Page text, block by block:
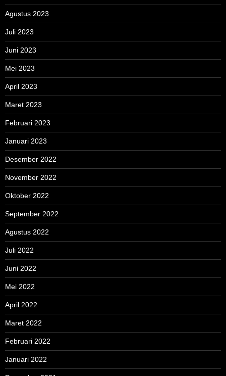
Agustus 2023
Juli 2023
Juni 2023
Mei 2023
April 2023
Maret 2023
Februari 2023
Januari 2023
Desember 2022
November 2022
Oktober 2022
September 2022
Agustus 2022
Juli 2022
Juni 2022
Mei 2022
April 2022
Maret 2022
Februari 2022
Januari 2022